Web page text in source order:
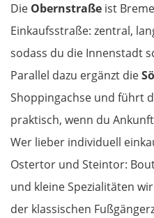
Die Obernstraße ist
Einkaufsstraße: zentral,
sodass du die Innenstadt
Parallel dazu ergänzt die
Shoppingachse und führt
praktisch, wenn du
Wer lieber individuell
Ostertor und Steintor:
und kleine Spezialitäten
der klassischen
Turek
Posen
Nowy Tomyśl
Schwiebus
Deutschland Ost
Frankfurt (Oder)